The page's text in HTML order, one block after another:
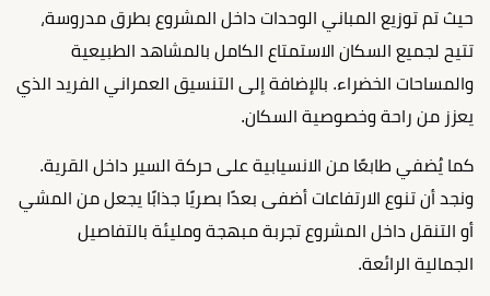
حيث تم توزيع المباني الوحدات داخل المشروع بطرق مدروسة،
تتيح لجميع السكان الاستمتاع الكامل بالمشاهد الطبيعية
والمساحات الخضراء. بالإضافة إلى التنسيق العمراني الفريد الذي
يعزز من راحة وخصوصية السكان.
كما يُضفي طابعًا من الانسيابية على حركة السير داخل القرية.
ونجد أن تنوع الارتفاعات أضفى بعدًا بصريًا جذابًا يجعل من المشي
أو التنقل داخل المشروع تجربة مبهجة ومليئة بالتفاصيل
الجمالية الرائعة.